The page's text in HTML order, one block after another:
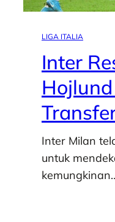
LIGA ITALIA
Inter
Inter Milan
untuk